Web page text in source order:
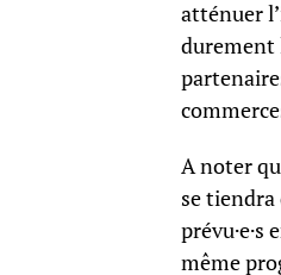
atténuer
durement
A noter
se tiendra
prévu·e·s
même